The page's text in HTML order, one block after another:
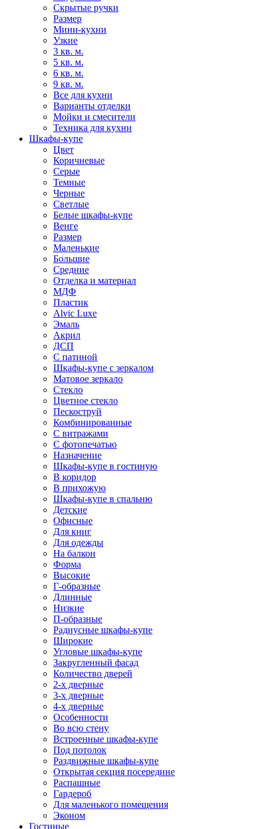
Скрытые ручки
Размер
Мини-кухни
Узкие
3 кв. м.
5 кв. м.
6 кв. м.
9 кв. м.
Все для кухни
Варианты отделки
Мойки и смесители
Техника для кухни
Шкафы-купе
Цвет
Коричневые
Серые
Темные
Черные
Светлые
Белые шкафы-купе
Венге
Размер
Маленькие
Большие
Средние
Отделка и материал
МДФ
Пластик
Alvic Luxe
Эмаль
Акрил
ДСП
С патиной
Шкафы-купе с зеркалом
Матовое зеркало
Стекло
Цветное стекло
Пескоструй
Комбинированные
С витражами
С фотопечатью
Назначение
Шкафы-купе в гостиную
В коридор
В прихожую
Шкафы-купе в спальню
Детские
Офисные
Для книг
Для одежды
На балкон
Форма
Высокие
Г-образные
Длинные
Низкие
П-образные
Радиусные шкафы-купе
Широкие
Угловые шкафы-купе
Закругленный фасад
Количество дверей
2-х дверные
3-х дверные
4-х дверные
Особенности
Во всю стену
Встроенные шкафы-купе
Под потолок
Раздвижные шкафы-купе
Открытая секция посередине
Распашные
Гардероб
Для маленького помещения
Эконом
Гостиные